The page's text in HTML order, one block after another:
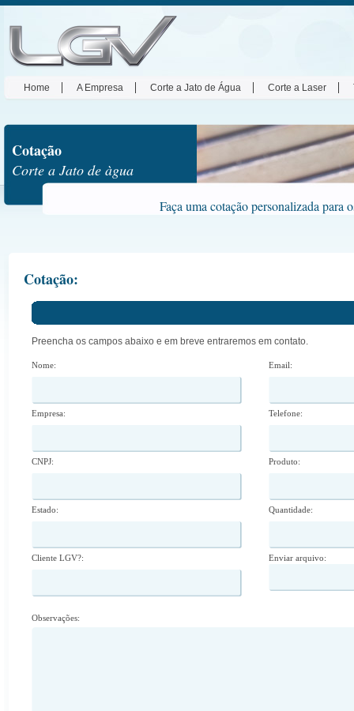
Home A Empresa Corte a Jato de Água Corte a Laser
Cotação
Corte a Jato de àgua
Faça uma cotação personalizada para
Cotação:
Preencha os campos abaixo e em breve entraremos em contato.
Nome:
Empresa:
CNPJ:
Estado:
Cliente LGV?:
Email:
Telefone:
Produto:
Quantidade:
Enviar arquivo:
Observações: